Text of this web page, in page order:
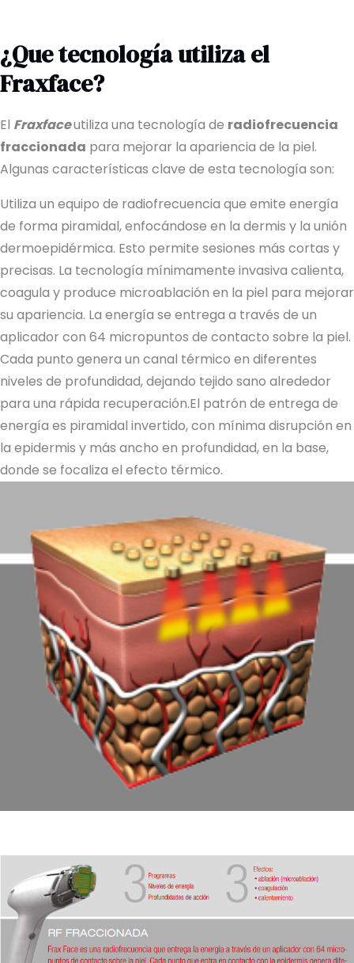
¿Que tecnología utiliza el
Fraxface?
El Fraxfaceutiliza una tecnología de radiofrecuencia
fraccionada para mejorar la apariencia de la piel.
Algunas características clave de esta tecnología son:
Utiliza un equipo de radiofrecuencia que emite energía
de forma piramidal, enfocándose en la dermis y la unión
dermoepidérmica. Esto permite sesiones más cortas y
precisas. La tecnología mínimamente invasiva calienta,
coagula y produce microablación en la piel para mejorar
su apariencia. La energía se entrega a través de un
aplicador con 64 micropuntos de contacto sobre la piel.
Cada punto genera un canal térmico en diferentes
niveles de profundidad, dejando tejido sano alrededor
para una rápida recuperación.El patrón de entrega de
energía es piramidal invertido, con mínima disrupción en
la epidermis y más ancho en profundidad, en la base,
donde se focaliza el efecto térmico.